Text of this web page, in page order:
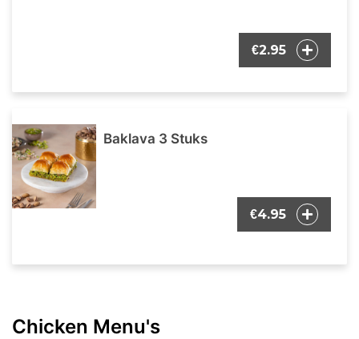
€2.95
Baklava 3 Stuks
€4.95
Chicken Menu's